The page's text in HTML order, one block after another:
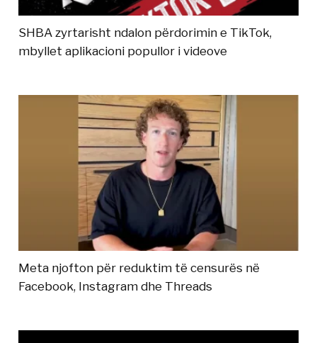
SHBA zyrtarisht ndalon përdorimin e TikTok,
mbyllet aplikacioni popullor i videove
Meta njofton për reduktim të censurës në
Facebook, Instagram dhe Threads